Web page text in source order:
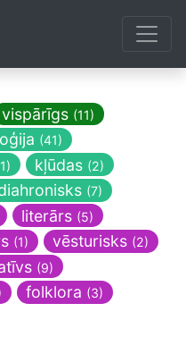
vispārīgs (11)
(41)
kļūdas (2)
(7)
literārs (5)
(1) vēsturisks (2)
(9)
folklora (3)